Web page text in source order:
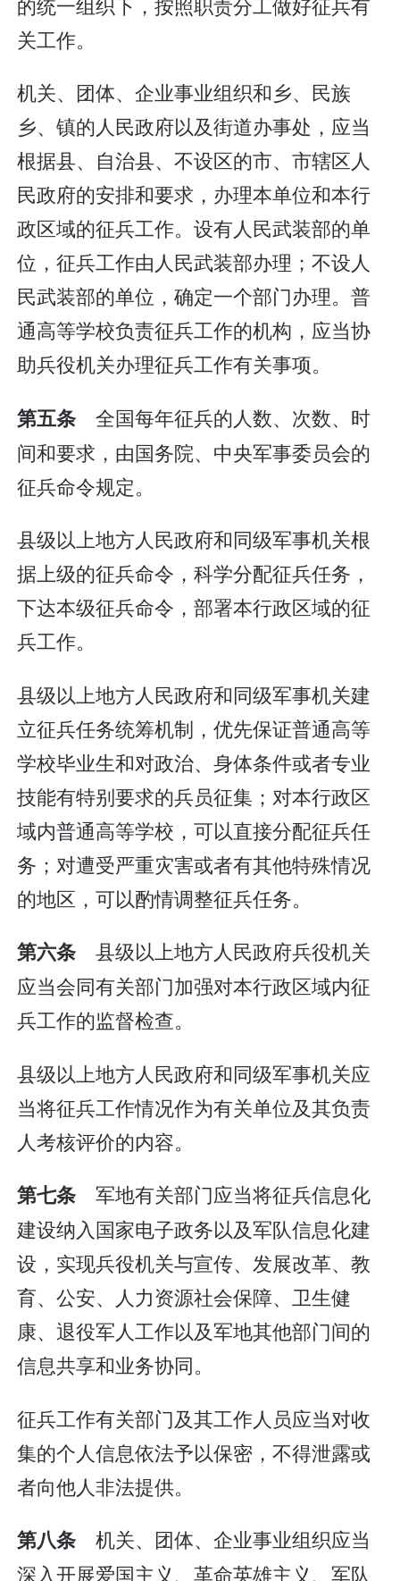
关工作。
机关、团体、企业事业组织和乡、民族
乡、镇的人民政府以及街道办事处，应当
根据县、自治县、不设区的市、市辖区人
民政府的安排和要求，办理本单位和本行
政区域的征兵工作。设有人民武装部的单
位，征兵工作由人民武装部办理；不设人
民武装部的单位，确定一个部门办理。普
通高等学校负责征兵工作的机构，应当协
助兵役机关办理征兵工作有关事项。
第五条 全国每年征兵的人数、次数、时
间和要求，由国务院、中央军事委员会的
征兵命令规定。
县级以上地方人民政府和同级军事机关根
据上级的征兵命令，科学分配征兵任务，
下达本级征兵命令，部署本行政区域的征
兵工作。
县级以上地方人民政府和同级军事机关建
立征兵任务统筹机制，优先保证普通高等
学校毕业生和对政治、身体条件或者专业
技能有特别要求的兵员征集；对本行政区
域内普通高等学校，可以直接分配征兵任
务；对遭受严重灾害或者有其他特殊情况
的地区，可以酌情调整征兵任务。
第六条 县级以上地方人民政府兵役机关
应当会同有关部门加强对本行政区域内征
兵工作的监督检查。
县级以上地方人民政府和同级军事机关应
当将征兵工作情况作为有关单位及其负责
人考核评价的内容。
第七条 军地有关部门应当将征兵信息化
建设纳入国家电子政务以及军队信息化建
设，实现兵役机关与宣传、发展改革、教
育、公安、人力资源社会保障、卫生健
康、退役军人工作以及军地其他部门间的
信息共享和业务协同。
征兵工作有关部门及其工作人员应当对收
集的个人信息依法予以保密，不得泄露或
者向他人非法提供。
第八条 机关、团体、企业事业组织应当
深入开展爱国主义、革命英雄主义、军队